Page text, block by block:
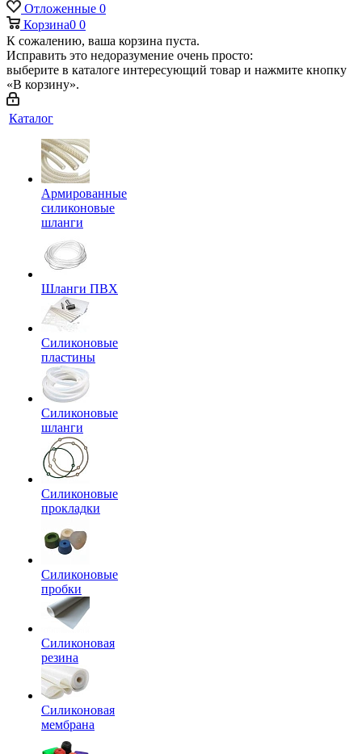
Отложенные 0
Корзина0 0
К сожалению, ваша корзина пуста.
Исправить это недоразумение очень просто:
выберите в каталоге интересующий товар и нажмите кнопку
«В корзину».
Каталог
Армированные
силиконовые
шланги
Шланги ПВХ
Силиконовые
пластины
Силиконовые
шланги
Силиконовые
прокладки
Силиконовые
пробки
Силиконовая
резина
Силиконовая
мембрана